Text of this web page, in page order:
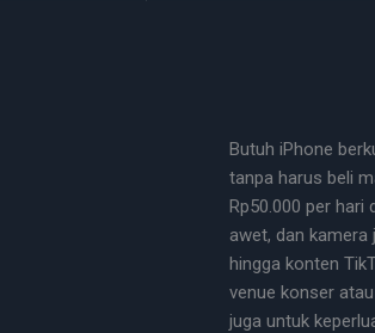
Butuh iPhone
tanpa harus beli
Rp50.000 per hari
awet, dan
hingga konten
venue konser
juga untuk